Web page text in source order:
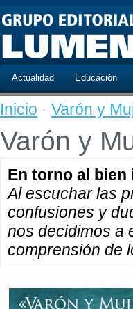
Actualidad Educación
Inicio · Varón y
Varón y
En torno al
Al escuchar las
confusiones y
nos decidimos a
comprensión de